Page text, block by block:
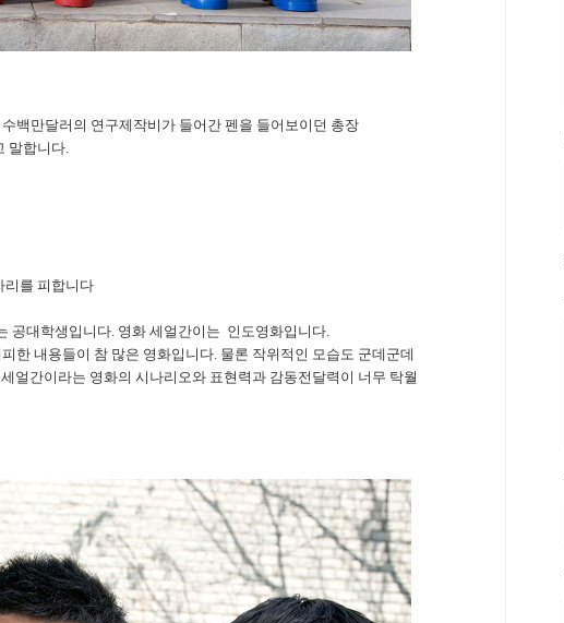
백만달러의 연구제작비가 들어간 펜을 들어보이던 총장
말합니다.
리를 피합니다
공대학생입니다. 영화 세얼간이는 인도영화입니다.
한 내용들이 참 많은 영화입니다. 물론 작위적인 모습도 군데군데
얼간이라는 영화의 시나리오와 표현력과 감동전달력이 너무 탁월